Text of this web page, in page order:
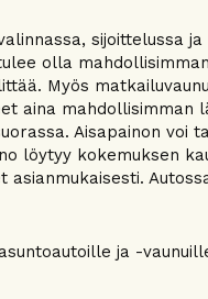
sijoittelussa
olla
Myös
aina
Aisapainon
löytyy kokemuksen
asianmukaisesti.
ja -